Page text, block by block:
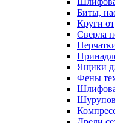
Биты,
Круги
Сверла
Ящики
Фены